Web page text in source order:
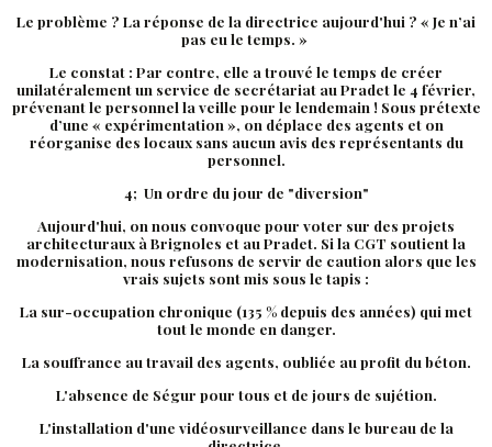
Le problème ? La réponse de la directrice aujourd'hui ? « Je n’ai
pas eu le temps. »
Le constat : Par contre, elle a trouvé le temps de créer
unilatéralement un service de secrétariat au Pradet le 4 février,
prévenant le personnel la veille pour le lendemain ! Sous prétexte
d’une « expérimentation », on déplace des agents et on
réorganise des locaux sans aucun avis des représentants du
personnel.
4; Un ordre du jour de "diversion"
Aujourd'hui, on nous convoque pour voter sur des projets
architecturaux à Brignoles et au Pradet. Si la CGT soutient la
modernisation, nous refusons de servir de caution alors que les
vrais sujets sont mis sous le tapis :
La sur-occupation chronique (135 % depuis des années) qui met
tout le monde en danger.
La souffrance au travail des agents, oubliée au profit du béton.
L'absence de Ségur pour tous et de jours de sujétion.
L'installation d'une vidéosurveillance dans le bureau de la